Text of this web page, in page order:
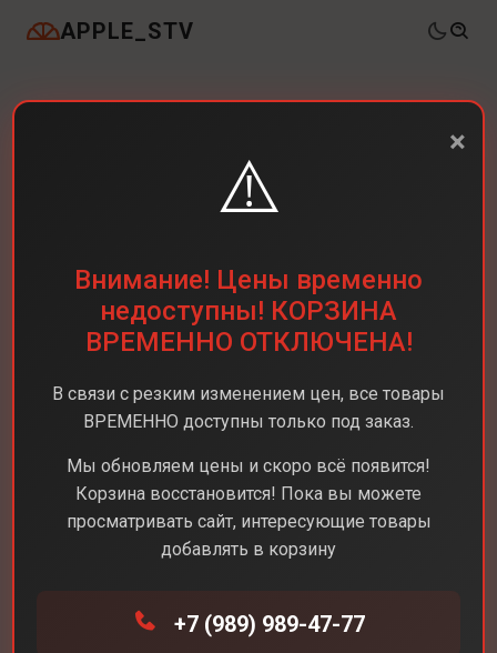
APPLE_STV
×
⚠️
Внимание! Цены временно
недоступны! КОРЗИНА
ВРЕМЕННО ОТКЛЮЧЕНА!
В связи с резким изменением цен, все товары
ВРЕМЕННО доступны только под заказ.
Мы обновляем цены и скоро всё появится!
Корзина восстановится! Пока вы можете
просматривать сайт, интересующие товары
добавлять в корзину
+7 (989) 989-47-77